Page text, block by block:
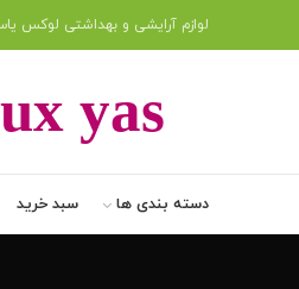
لوازم آرایشی و بهداشتی لوکس
دسته بندی ها سبد خرید